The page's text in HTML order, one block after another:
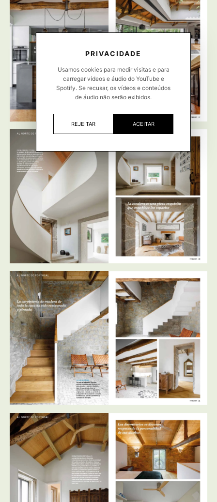
PRIVACIDADE
Usamos cookies para medir visitas e para
carregar vídeos e áudio do YouTube e
Spotify. Se recusar, os vídeos e conteúdos
de áudio não serão exibidos.
REJEITAR ACEITAR